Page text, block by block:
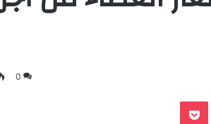
0
‫Pocket